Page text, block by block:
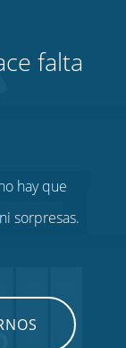
falta
hay que
sorpresas.